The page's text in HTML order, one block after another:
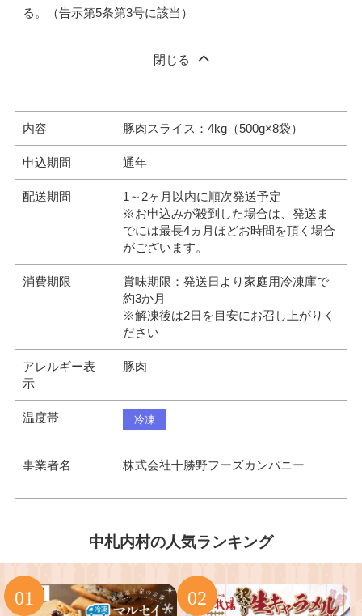
る。（告示第5条第3号に該当）
閉じる
内容 豚肉スライス：4kg（500g×8袋）
申込期間 通年
配送期間
1～2ヶ月以内に順次発送予定
※お申込みが殺到した場合は、発送ま
でには最長4ヵ月ほどお時間を頂く場合
がございます。
消費期限
賞味期限：発送日より家庭用冷凍庫で
約3か月
※解凍後は2日を目安にお召し上がりく
ださい
アレルギー表
示
豚肉
温度帯 冷凍
事業者名 株式会社十勝野フーズカンパニー
中札内村の人気ランキング